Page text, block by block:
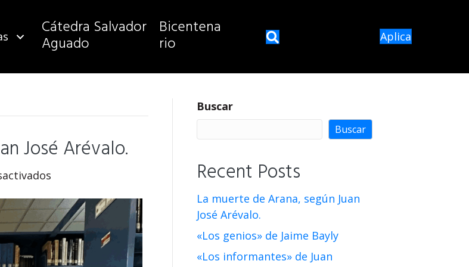
Cátedra Salvador
Aguado
Bicentena
rio Aplica
José Arévalo.
muerte
de
Arana,
según
Buscar
Buscar
Recent Posts
La muerte de Arana, según Juan
José Arévalo.
«Los genios» de Jaime Bayly
«Los informantes» de Juan